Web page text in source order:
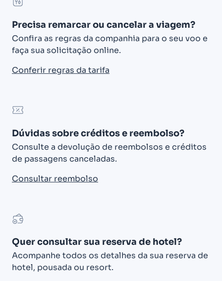
Precisa remarcar ou cancelar a viagem?
Confira as regras da companhia para o seu voo e
faça sua solicitação online.
Conferir regras da tarifa
Dúvidas sobre créditos e reembolso?
Consulte a devolução de reembolsos e créditos
de passagens canceladas.
Consultar reembolso
Quer consultar sua reserva de hotel?
Acompanhe todos os detalhes da sua reserva de
hotel, pousada ou resort.